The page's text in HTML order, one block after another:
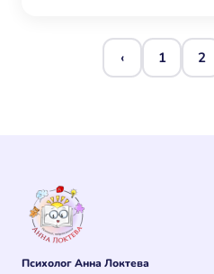
‹ 1 2
Психолог Анна Локтева